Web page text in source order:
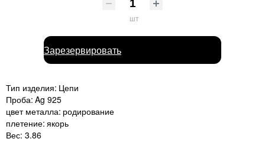
шт
Зарезервировать
Тип изделия: Цепи
Проба: Ag 925
цвет металла: родирование
плетение: якорь
Вес: 3.86